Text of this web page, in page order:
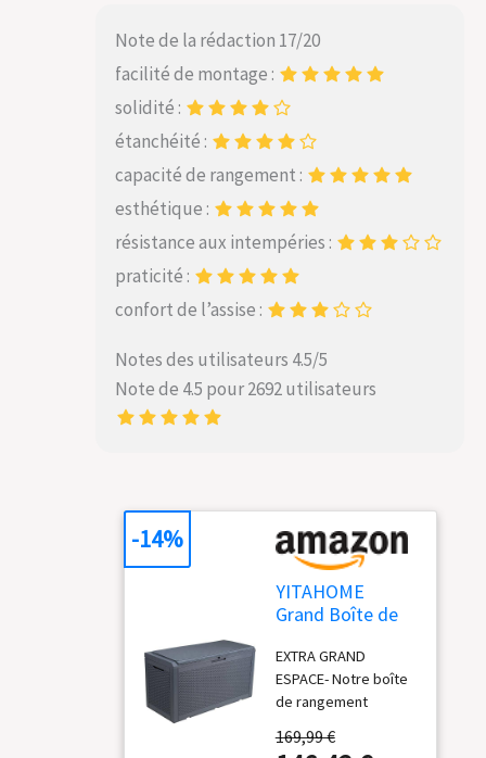
Note de la rédaction 17/20
facilité de montage :
solidité :
étanchéité :
capacité de rangement :
esthétique :
résistance aux intempéries :
praticité :
confort de l’assise :
Notes des utilisateurs 4.5/5
Note de 4.5 pour 2692 utilisateurs
YITAHOME
Grand Boîte de
Extérieure en
Résine de 380L
avec pour
Meubles de
Patio,
EXTRA GRAND
ESPACE- Notre boîte
de rangement
capacité de
169,99 €
-14%